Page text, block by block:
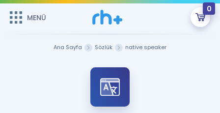
MENÜ
0
Sepetin Şu An Boş.
Remzi Hoca ile seni sınava hazırlayacak onlarca eğitim seni
bekliyor!
MENÜ
Ana Sayfa Sözlük native speaker